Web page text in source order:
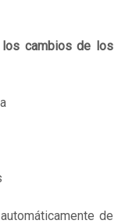
los cambios de los
de